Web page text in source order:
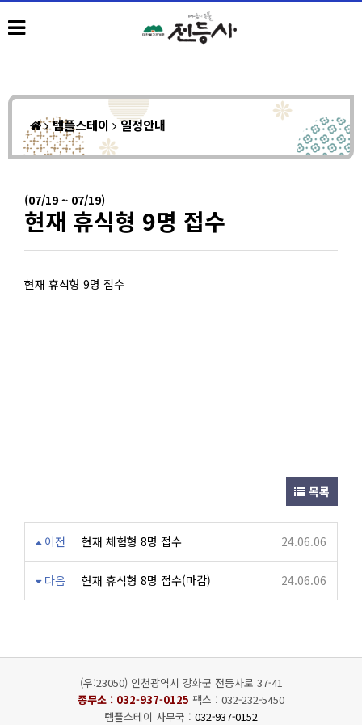
템플스테이 일정안내
(07/19 ~ 07/19)
현재 휴식형 9명 접수
현재 휴식형 9명 접수
목록
이전 현재 체험형 8명 접수 24.06.06
다음 현재 휴식형 8명 접수(마감) 24.06.06
(우:23050) 인천광역시 강화군 전등사로 37-41
종무소 : 032-937-0125 팩스 : 032-232-5450
템플스테이 사무국 : 032-937-0152